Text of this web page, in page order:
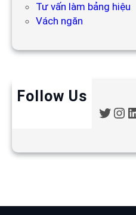
Tư vấn làm bảng hiệu
Vách ngăn
Follow Us
T
t
I
t
a
L
k
n